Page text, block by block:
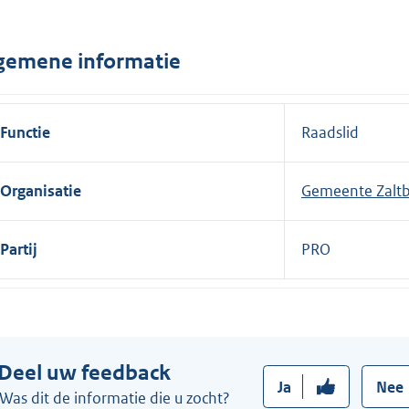
n
:
informatie
Functie Raadslid
Organisatie Gemeente
Partij PRO
uw feedback
Was dit de informatie die u zocht?
Ja Nee